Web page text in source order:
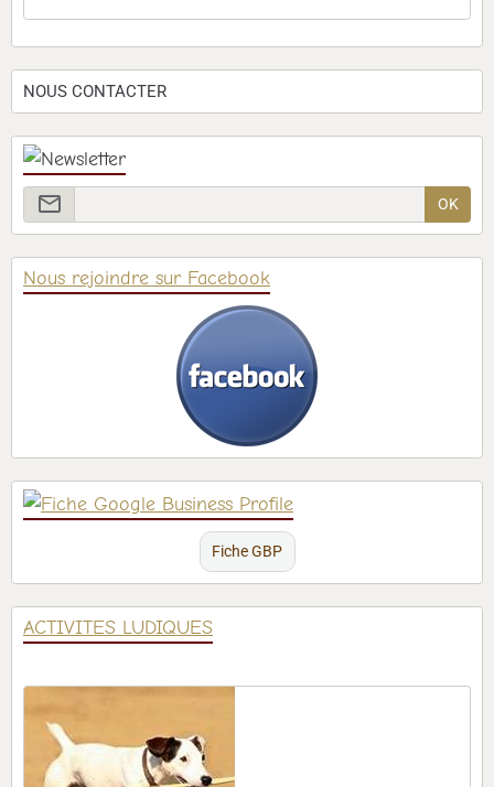
NOUS CONTACTER
OK
Nous rejoindre sur Facebook
Fiche GBP
ACTIVITES LUDIQUES